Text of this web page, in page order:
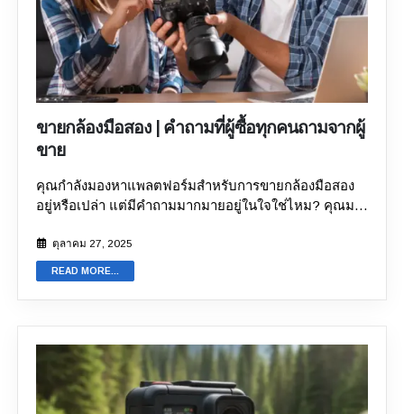
สะดวกและปลอดภัย การขายกล้องช่วยปกป้องสิ่งแวดล้อม
ได้อย่างไร? กล้องและเลนส์ผลิตจากพลาสติก แก้ว โลหะ
และวัสดุเฉพาะทางอื่น ๆ การทิ้งกล้องจึงเพิ่มปริมาณขยะที่
ย่อยสลายไม่ได้และขยะอิเล็กทรอนิกส์ในสิ่งแวดล้อม
อย่างไรก็ตาม การส่งเสริมให้มีการขายต่อกล้อง DSLR
และอุปกรณ์อิเล็กทรอนิกส์อื่น ๆ จะช่วยลดผลกระทบนี้ได้
การขายกล้อง DSLR มือสองมีประโยชน์ต่อสิ่งแวดล้อมใน
หลายระดับ ดังนี้: ลดการปล่อยคาร์บอน เมื่อกล้องมือสอง
ผลโดยตรงต่อการผลิต ซึ่งช่วยลดการใช้พลังงานในการ
ผลิตวัสดุอย่างพลาสติก โลหะ และแก้ว และช่วยลดการ
กล้องต้องใช้แร่ธาตุหลายชนิด การขายกล้องเก่าในตลาด
มือสองจะช่วยลดความจำเป็นในการสกัดวัตถุดิบใหม่ ส่งผล
สองช่วยให้กล้องเก่าหมุนเวียนกลับมาใช้งานอีกครั้ง เป็น
แนวทางที่ยั่งยืนและส่งเสริมให้ผู้บริโภคเลือกใช้กล้องมือ
สองมากกว่าการซื้อใหม่ ลดขยะอิเล็กทรอนิกส์...
ขายกล้องมือสอง | คำถามที่ผู้ซื้อทุกคนถามจากผู้
ขาย
คุณกำลังมองหาแพลตฟอร์มสำหรับการขายกล้องมือสอง
อยู่หรือเปล่า แต่มีคำถามมากมายอยู่ในใจใช่ไหม? คุณมา
อาจเกิดขึ้นในใจของผู้ซื้อเมื่อซื้อกล้องมือสอง อย่างไรก็ตาม
หากคุณทุ่มเทเวลาอันมีค่าไปกับการพัฒนาชุดอุปกรณ์ถ่าย
ภาพ การแยกชิ้นส่วนใดๆ ออกจากอุปกรณ์กล้องอาจเป็น
เรื่องที่ยุ่งยากและน่าปวดหัว อย่างไรก็ตาม ไม่ว่าคุณจะ
กำลังจัดระเบียบอุปกรณ์เสริมที่ไม่ได้ใช้ เปลี่ยนระบบ หรือ
อัปเกรดตัวกล้อง การรู้ว่าควรขออะไรจากผู้ซื้อถือเป็นวิธีที่ดี
ที่สุดที่จะช่วยให้คุณมีสมาธิมากขึ้น ซึ่งจะสร้างความแตก
ต่างอย่างมาก ในโพสต์บล็อกที่ครอบคลุมนี้ เรายังจะ
ครอบคลุมคำถามที่พบบ่อยเมื่อขายกล้องเก่า
ตุลาคม 27, 2025
READ MORE...